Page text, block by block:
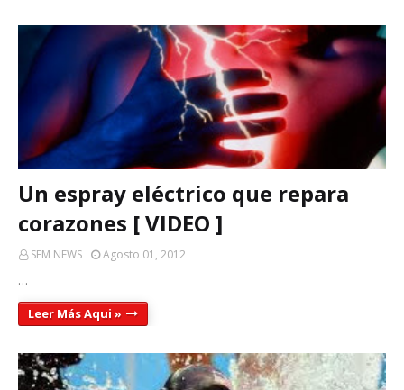
Un espray eléctrico que repara
corazones [ VIDEO ]
SFM NEWS Agosto 01, 2012
…
Leer Más Aqui »